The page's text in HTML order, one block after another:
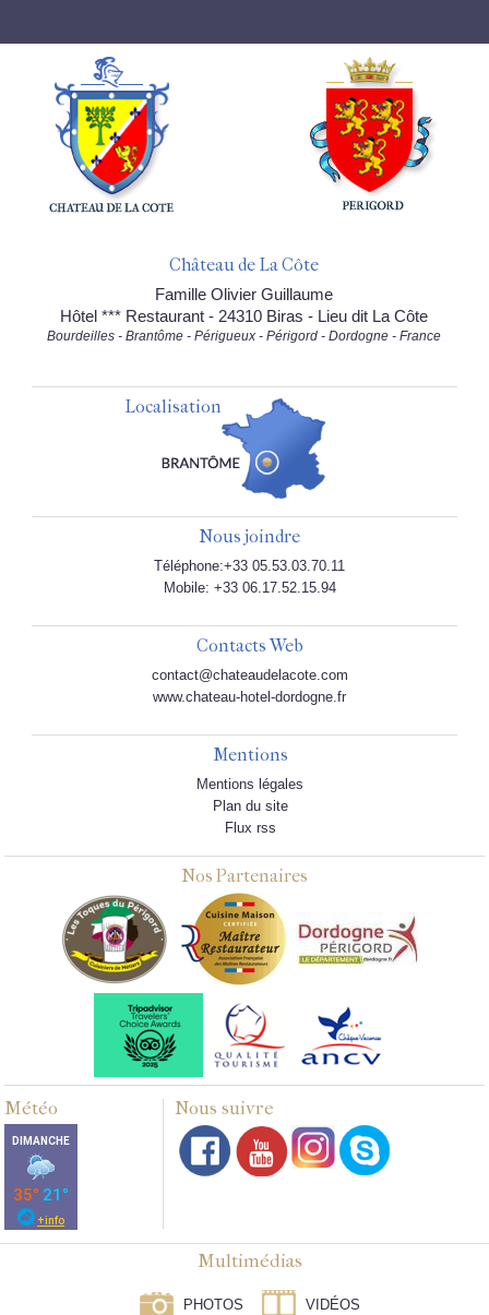
Château de La Côte
Famille Olivier Guillaume
Hôtel *** Restaurant - 24310 Biras - Lieu dit La Côte
Bourdeilles - Brantôme - Périgueux - Périgord - Dordogne - France
Localisation
Nous joindre
Téléphone:+33 05.53.03.70.11
Mobile: +33 06.17.52.15.94
Contacts Web
contact@chateaudelacote.com
www.chateau-hotel-dordogne.fr
Mentions
Mentions légales
Plan du site
Flux rss
Nos Partenaires
Météo Nous suivre
Multimédias
PHOTOS VIDÉOS